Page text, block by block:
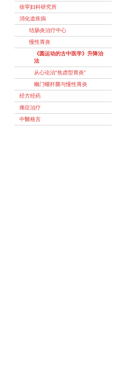
徐寜妇科研究所
消化道疾病
结肠炎治疗中心
慢性胃炎
《圆运动的古中医学》升降治
法
从心论治“焦虑型胃炎”
幽门螺杆菌与慢性胃炎
经方经药
痛症治疗
中醫格言